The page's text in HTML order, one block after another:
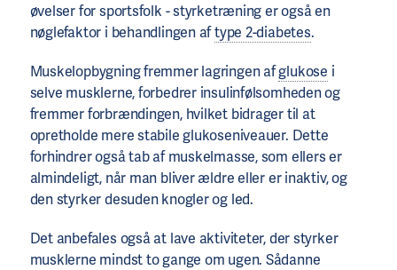
øvelser for sportsfolk - styrketræning er også en
nøglefaktor i behandlingen aftype 2-diabetes.
Muskelopbygning fremmer lagringen afglukose i
selve musklerne, forbedrer insulinfølsomheden og
fremmer forbrændingen, hvilket bidrager til at
opretholde mere stabile glukoseniveauer. Dette
forhindrer også tab af muskelmasse, som ellers er
almindeligt, når man bliver ældre eller er inaktiv, og
den styrker desuden knogler og led.
Det anbefales også at lave aktiviteter, der styrker
musklerne mindst to gange om ugen. Sådanne